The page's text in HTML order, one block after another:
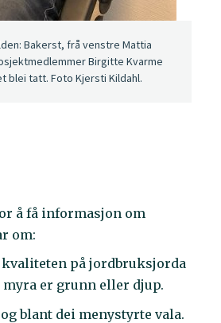
Bakerst, frå venstre Mattia
Birgitte Kvarme
blei tatt. Foto Kjersti Kildahl.
å få informasjon om
om:
på jordbruksjorda
er grunn eller djup.
blant dei menystyrte vala.